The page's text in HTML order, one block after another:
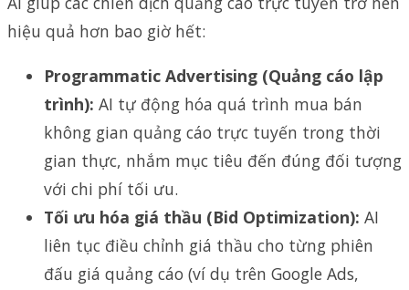
hiệu quả hơn bao giờ hết:
Programmatic Advertising (Quảng cáo lập
trình): AI tự động hóa quá trình mua bán
không gian quảng cáo trực tuyến trong thời
gian thực, nhắm mục tiêu đến đúng đối tượng
với chi phí tối ưu.
Tối ưu hóa giá thầu (Bid Optimization): AI
liên tục điều chỉnh giá thầu cho từng phiên
đấu giá quảng cáo (ví dụ trên Google Ads,